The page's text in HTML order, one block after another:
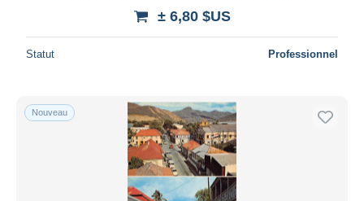
± 6,80 $US
Statut Professionnel
Nouveau